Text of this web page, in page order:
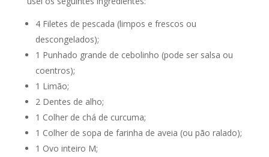
4 Filetes de pescada (limpos e frescos ou
descongelados);
1 Punhado grande de cebolinho (pode ser salsa ou
coentros);
1 Limão;
2 Dentes de alho;
1 Colher de chá de curcuma;
1 Colher de sopa de farinha de aveia (ou pão ralado);
1 Ovo inteiro M;